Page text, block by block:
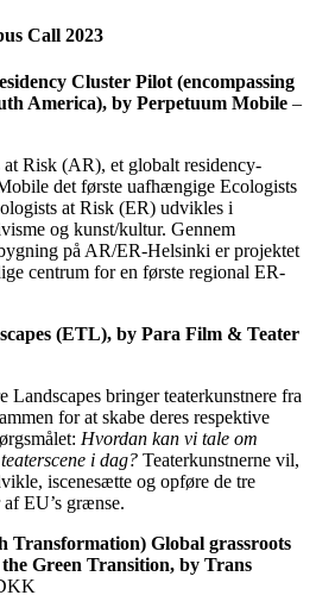
Call 2023
Cluster Pilot (encompassing
America), by Perpetuum Mobile –
Risk (AR), et globalt residency-
det første uafhængige Ecologists
at Risk (ER) udvikles i
og kunst/kultur. Gennem
på AR/ER-Helsinki er projektet
centrum for en første regional ER-
(ETL), by Para Film & Teater
Landscapes bringer teaterkunstnere fra
for at skabe deres respektive
Hvordan kan vi tale om
i dag? Teaterkunstnerne vil,
iscenesætte og opføre de tre
EU’s grænse.
Transformation) Global grassroots
Green Transition, by Trans